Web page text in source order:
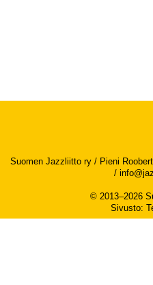
Suomen Jazzliitto ry / Pieni
/
© 2013–2026
Sivusto: